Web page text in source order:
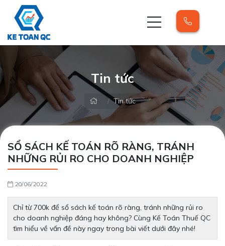
Tin tức
Tin tức
SỔ SÁCH KẾ TOÁN RÕ RÀNG, TRÁNH
NHỮNG RỦI RO CHO DOANH NGHIỆP
20/06/2022
Chỉ từ 700k để sổ sách kế toán rõ ràng, tránh những rủi ro
cho doanh nghiệp đáng hay không? Cùng Kế Toán Thuế QC
tìm hiểu về vấn đề này ngay trong bài viết dưới đây nhé!